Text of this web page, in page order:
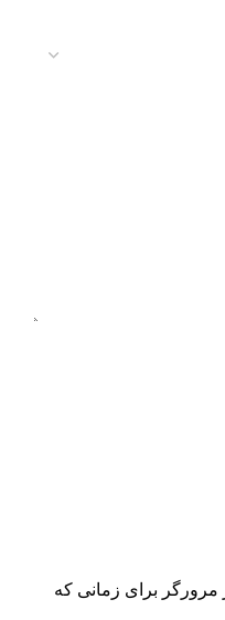
مرورگر برای زمانی که